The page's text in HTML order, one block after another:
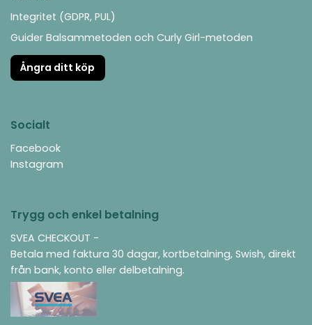
Integritet (GDPR, PUL)
Guider Balsammetoden och Curly Girl-metoden
Ångra ditt köp
Socialt
Facebook
Instagram
Trygg och enkel betalning
SVEA CHECKOUT -
Betala med faktura 30 dagar, kortbetalning, Swish, direkt
från bank, konto eller delbetalning.